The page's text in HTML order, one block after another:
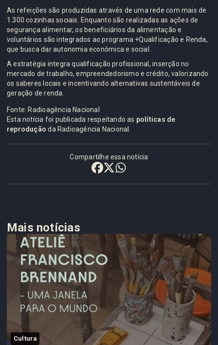
As refeições são produzidas através de uma rede com mais de
1.300 cozinhas sociais. Enquanto são realizadas as ações de
segurança alimentar, os beneficiários da alimentação e
voluntários são integrados ao programa +Qualificação e Renda,
que busca dar autonomia econômica e social.
A estratégia integra qualificação profissional, inserção no
mercado de trabalho, empreendedorismo e crédito, valorizando
os saberes locais e incentivando alternativas sustentáveis de
geração de renda.
Fonte: Radioagência Nacional
Esta notícia foi publicada respeitando as políticas de
reprodução da Radioagência Nacional.
Compartilhe essa notícia
Mais notícias
Cultura